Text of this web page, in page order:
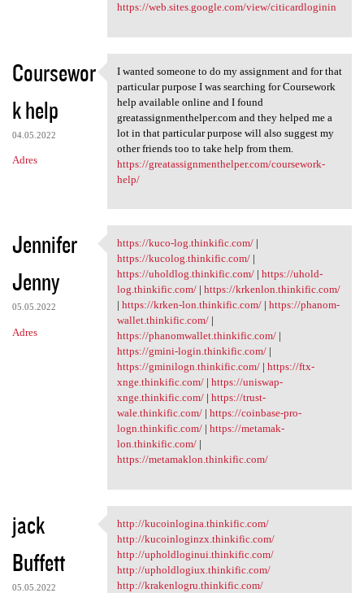
https://web.sites.google.com/view/citicardloginin
Coursewor
k help
04.05.2022
Adres
I wanted someone to do my
I wanted someone to do my assignment and for that
particular purpose I was searching for Coursework
help available online and I found
greatassignmenthelper.com and they helped me a
lot in that particular purpose will also suggest my
other friends too to take help from them.
https://greatassignmenthelper.com/coursework-
help/
Jennifer
Jenny
05.05.2022
Adres
https://kuco-log.thinkific
https://kuco-log.thinkific.com/|
https://kucolog.thinkific.com/|
https://uholdlog.thinkific.com/| https://uhold-
log.thinkific.com/| https://krkenlon.thinkific.com/
| https://krken-lon.thinkific.com/| https://phanom-
wallet.thinkific.com/|
https://phanomwallet.thinkific.com/|
https://gmini-login.thinkific.com/|
https://gminilogn.thinkific.com/| https://ftx-
xnge.thinkific.com/| https://uniswap-
xnge.thinkific.com/| https://trust-
wale.thinkific.com/| https://coinbase-pro-
logn.thinkific.com/| https://metamak-
lon.thinkific.com/|
https://metamaklon.thinkific.com/
jack
Buffett
05.05.2022
http://kucoinlogina.thinkific
http://kucoinlogina.thinkific.com/
http://kucoinloginzx.thinkific.com/
http://upholdloginui.thinkific.com/
http://upholdlogiux.thinkific.com/
http://krakenlogru.thinkific.com/